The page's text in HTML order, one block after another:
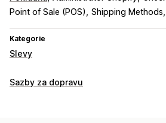
Point of Sale (POS)
Shipping Methods
Kategorie
Slevy
Typy slev
Sazby za dopravu